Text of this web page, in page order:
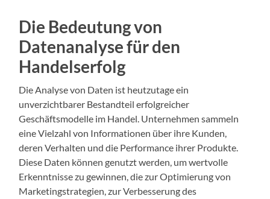
Die Bedeutung von
Datenanalyse für den
Handelserfolg
Die Analyse von Daten ist heutzutage ein
unverzichtbarer Bestandteil erfolgreicher
Geschäftsmodelle im Handel. Unternehmen sammeln
eine Vielzahl von Informationen über ihre Kunden,
deren Verhalten und die Performance ihrer Produkte.
Diese Daten können genutzt werden, um wertvolle
Erkenntnisse zu gewinnen, die zur Optimierung von
Marketingstrategien, zur Verbesserung des